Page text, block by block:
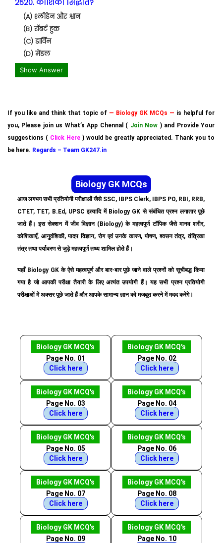
2520. कोशिका सिद्धांत?
(A) श्लीडेन और श्वान
(B) रॉबर्ट हुक
(C) डार्विन
(D) मेंडल
Show Answer
If you like and think that topic of — Biology GK MCQs — is helpful for
you, Please join us What’s App Chennal ( Join Now ) and Provide Your
suggestions ( Click Here ) would be greatly appreciated. Thank you to
be here. Regards – Team GK247.in
Biology GK MCQs
आज लगभग सभी प्रतियोगी परीक्षाओं जैसे SSC, IBPS Clerk, IBPS PO, RBI, RRB,
CTET, TET, B.Ed, UPSC इत्यादि में Biology GK से संबंधित प्रश्न लगातार पूछे
जाते हैं। इस सेक्शन में जीव विज्ञान (Biology) के महत्वपूर्ण टॉपिक जैसे मानव शरीर,
कोशिकाएँ, आनुवंशिकी, पादप विज्ञान, रोग एवं उनके कारण, पोषण, श्वसन तंत्र, तंत्रिका
तंत्र तथा पर्यावरण से जुड़े महत्वपूर्ण तथ्य शामिल होते हैं।
यहाँ Biology GK के ऐसे महत्वपूर्ण और बार-बार पूछे जाने वाले प्रश्नों को सूचीबद्ध किया
गया है जो आपकी परीक्षा तैयारी के लिए अत्यंत उपयोगी हैं। यह सभी प्रश्न प्रतियोगी
परीक्षाओं में अक्सर पूछे जाते हैं और आपके सामान्य ज्ञान को मजबूत करने में मदद करेंगे।
Biology GK MCQ's
Page No. 01
Click here
Biology GK MCQ's
Page No. 02
Click here
Biology GK MCQ's
Page No. 03
Click here
Biology GK MCQ's
Page No. 04
Click here
Biology GK MCQ's
Page No. 05
Click here
Biology GK MCQ's
Page No. 06
Click here
Biology GK MCQ's
Page No. 07
Click here
Biology GK MCQ's
Page No. 08
Click here
Biology GK MCQ's
Page No. 09
Biology GK MCQ's
Page No. 10